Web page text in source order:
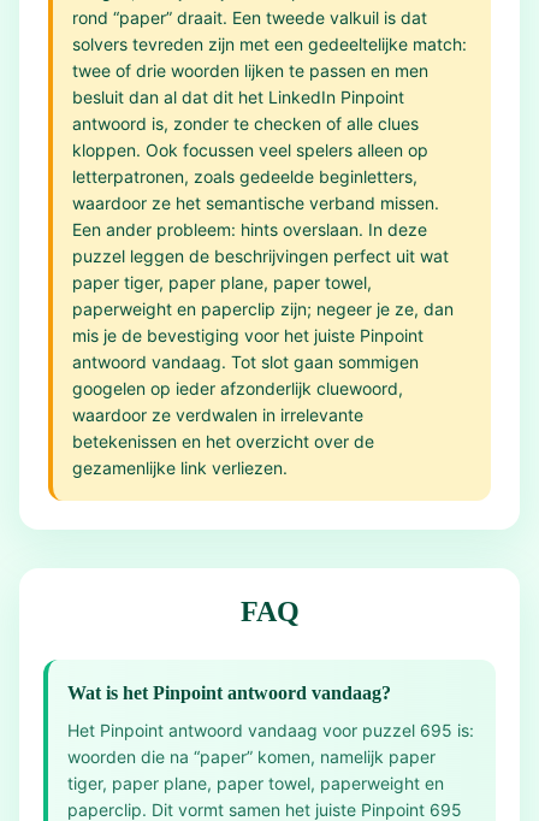
rond “paper” draait. Een tweede valkuil is dat
solvers tevreden zijn met een gedeeltelijke match:
twee of drie woorden lijken te passen en men
besluit dan al dat dit het LinkedIn Pinpoint
antwoord is, zonder te checken of alle clues
kloppen. Ook focussen veel spelers alleen op
letterpatronen, zoals gedeelde beginletters,
waardoor ze het semantische verband missen.
Een ander probleem: hints overslaan. In deze
puzzel leggen de beschrijvingen perfect uit wat
paper tiger, paper plane, paper towel,
paperweight en paperclip zijn; negeer je ze, dan
mis je de bevestiging voor het juiste Pinpoint
antwoord vandaag. Tot slot gaan sommigen
googelen op ieder afzonderlijk cluewoord,
waardoor ze verdwalen in irrelevante
betekenissen en het overzicht over de
gezamenlijke link verliezen.
FAQ
Wat is het Pinpoint antwoord vandaag?
Het Pinpoint antwoord vandaag voor puzzel 695 is:
woorden die na “paper” komen, namelijk paper
tiger, paper plane, paper towel, paperweight en
paperclip. Dit vormt samen het juiste Pinpoint 695